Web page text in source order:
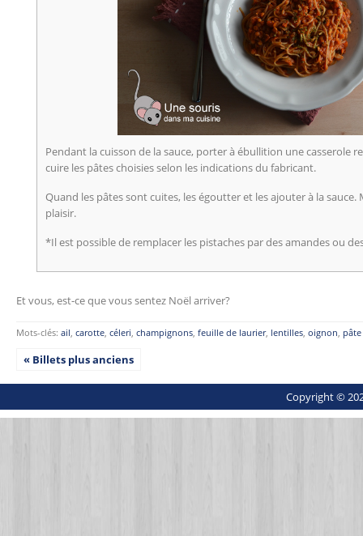
Pendant la cuisson de la sauce, porter à ébullition une casserole
cuire les pâtes choisies selon les indications du fabricant.
Quand les pâtes sont cuites, les égoutter et les ajouter à la sauce.
plaisir.
*Il est possible de remplacer les pistaches par des amandes ou
Et vous, est-ce que vous sentez Noël arriver?
Mots-clés: ail, carotte, céleri, champignons, feuille de laurier, lentilles, oignon,
« Billets plus anciens
Copyright ©